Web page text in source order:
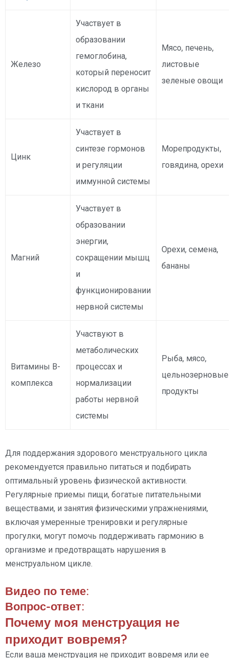
Железо
Участвует в
образовании
гемоглобина,
который переносит
кислород в органы
и ткани
Мясо, печень,
листовые
зеленые овощи
Цинк
Участвует в
синтезе гормонов
и регуляции
иммунной системы
Морепродукты,
говядина, орехи
Магний
Участвует в
образовании
энергии,
сокращении мышц
и
функционировании
нервной системы
Орехи, семена,
бананы
Витамины В-
комплекса
Участвуют в
метаболических
процессах и
нормализации
работы нервной
системы
Рыба, мясо,
цельнозерновые
продукты
Для поддержания здорового менструального цикла
рекомендуется правильно питаться и подбирать
оптимальный уровень физической активности.
Регулярные приемы пищи, богатые питательными
веществами, и занятия физическими упражнениями,
включая умеренные тренировки и регулярные
прогулки, могут помочь поддерживать гармонию в
организме и предотвращать нарушения в
менструальном цикле.
Видео по теме:
Вопрос-ответ:
Почему моя менструация не
приходит вовремя?
Если ваша менструация не приходит вовремя или ее